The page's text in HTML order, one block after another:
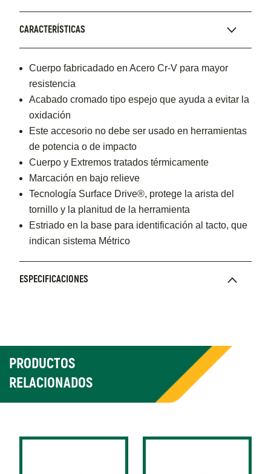
CARACTERÍSTICAS
Cuerpo fabricadado en Acero Cr-V para mayor
resistencia
Acabado cromado tipo espejo que ayuda a evitar la
oxidación
Este accesorio no debe ser usado en herramientas
de potencia o de impacto
Cuerpo y Extremos tratados térmicamente
Marcación en bajo relieve
Tecnología Surface Drive®, protege la arista del
tornillo y la planitud de la herramienta
Estriado en la base para identificación al tacto, que
indican sistema Métrico
ESPECIFICACIONES
PRODUCTOS
RELACIONADOS